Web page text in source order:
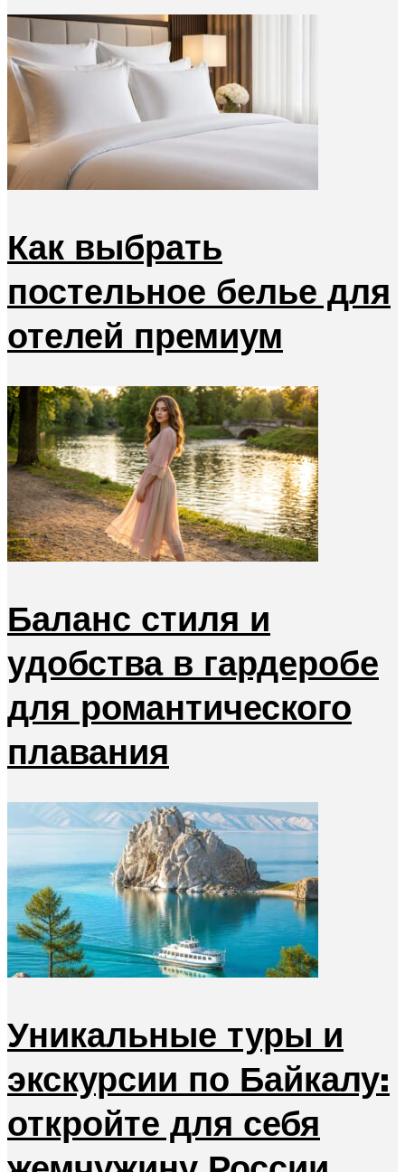
Как выбрать
постельное белье для
отелей премиум
Баланс стиля и
удобства в гардеробе
для романтического
плавания
Уникальные туры и
экскурсии по Байкалу:
откройте для себя